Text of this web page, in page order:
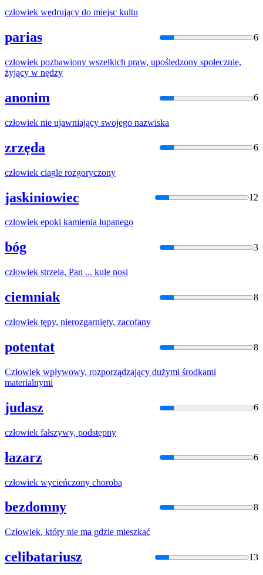
człowiek wędrujący do miejsc kultu
parias 6
człowiek pozbawiony wszelkich praw, upośledzony społecznie,
żyjący w nędzy
anonim 6
człowiek nie ujawniający swojego nazwiska
zrzęda 6
człowiek ciągle rozgoryczony
jaskiniowiec 12
człowiek epoki kamienia łupanego
bóg 3
człowiek strzela, Pan ... kule nosi
ciemniak 8
człowiek tępy, nierozgarnięty, zacofany
potentat 8
Człowiek wpływowy, rozporządzający dużymi środkami
materialnymi
judasz 6
człowiek fałszywy, podstępny
łazarz 6
człowiek wycieńczony chorobą
bezdomny 8
Człowiek, który nie ma gdzie mieszkać
celibatariusz 13